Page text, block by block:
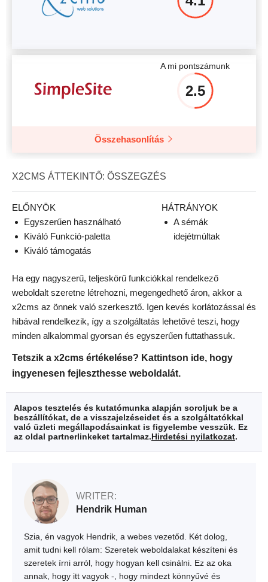
A mi pontszámunk
2.5
Összehasonlítás
X2CMS ÁTTEKINTŐ: ÖSSZEGZÉS
ELŐNYÖK
HÁTRÁNYOK
Egyszerűen használható
Kiváló Funkció-paletta
Kiváló támogatás
A sémák
idejétmúltak
Ha egy nagyszerű, teljeskörű funkciókkal rendelkező
weboldalt szeretne létrehozni, megengedhető áron, akkor a
x2cms az önnek való szerkesztő. Igen kevés korlátozással és
hibával rendelkezik, így a szolgáltatás lehetővé teszi, hogy
minden alkalommal gyorsan és egyszerűen futtathassuk.
Tetszik a x2cms értékelése? Kattintson ide, hogy
ingyenesen fejleszthesse weboldalát.
Alapos tesztelés és kutatómunka alapján soroljuk be a
beszállítókat, de a visszajelzéseidet és a szolgáltatókkal
való üzleti megállapodásainkat is figyelembe vesszük. Ez
az oldal partnerlinkeket tartalmaz.Hirdetési nyilatkozat.
WRITER:
Hendrik Human
Szia, én vagyok Hendrik, a webes vezetőd. Két dolog,
amit tudni kell rólam: Szeretek weboldalakat készíteni és
szeretek írni arról, hogy hogyan kell csinálni. Ez az oka
annak, hogy itt vagyok -, hogy mindezt könnyűvé és